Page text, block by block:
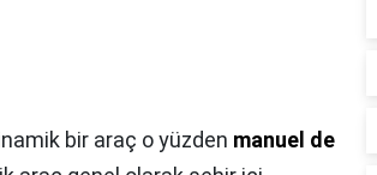
bir araç o yüzden manuel de